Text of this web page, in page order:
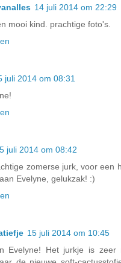
14 juli 2014 om 22:29
mooi kind. prachtige foto's.
juli 2014 om 08:31
juli 2014 om 08:42
zomerse jurk, voor een
Evelyne, gelukzak! :)
15 juli 2014 om 10:45
Evelyne! Het jurkje is